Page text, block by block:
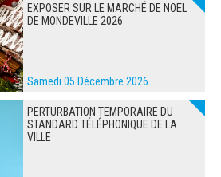
EXPOSER SUR LE MARCHÉ DE NOËL
DE MONDEVILLE 2026
Samedi 05 Décembre 2026
PERTURBATION TEMPORAIRE DU
STANDARD TÉLÉPHONIQUE DE LA
VILLE